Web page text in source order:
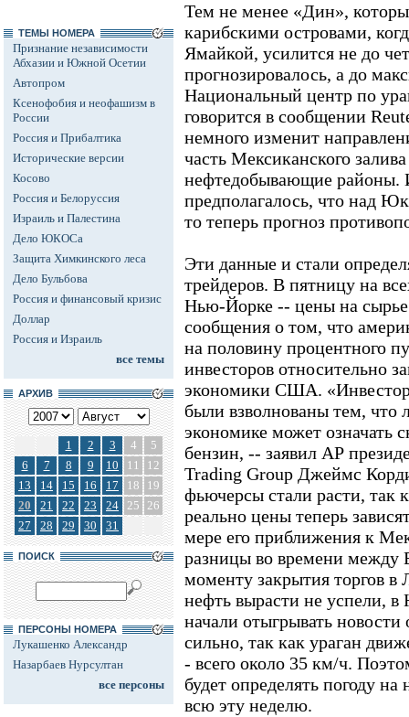
ТЕМЫ НОМЕРА
Признание независимости
Абхазии и Южной Осетии
Автопром
Ксенофобия и неофашизм в
России
Россия и Прибалтика
Исторические версии
Косово
Россия и Белоруссия
Израиль и Палестина
Дело ЮКОСа
Защита Химкинского леса
Дело Бульбова
Россия и финансовый кризис
Доллар
Россия и Израиль
все темы
АРХИВ
1 2 3 4
5
6
7 8 9 10 11
12
13
14 15 16 17 18
19
20
21 22 23 24 25 26
27
28 29 30 31
ПОИСК
ПЕРСОНЫ НОМЕРА
Лукашенко Александр
Назарбаев Нурсултан
все персоны
Тем не менее «Дин»,
карибскими островами,
Ямайкой, усилится не до
прогнозировалось, а до
Национальный центр по
говорится в сообщении
немного изменит
часть Мексиканского
нефтедобывающие районы.
предполагалось, что над
то теперь прогноз
Эти данные и стали
трейдеров. В пятницу на
Нью-Йорке -- цены на сырье
сообщения о том, что
на половину процентного
инвесторов относительно
экономики США.
были взволнованы тем, что
экономике может означать
бензин, -- заявил АР
Trading Group Джеймс
фьючерсы стали расти, так
реально цены теперь
мере его приближения к
разницы во времени между
моменту закрытия торгов
нефть вырасти не успели,
начали отыгрывать новости
сильно, так как ураган
- всего около 35 км/ч.
будет определять погоду
всю эту неделю.